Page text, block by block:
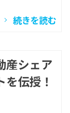
続きを読む
産シェア
伝授！